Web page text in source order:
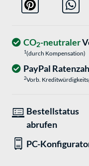
CO2-neutraler
1(durch Kompensation)
PayPal
2Vorb.
Bestellstatus
abrufen
PC-